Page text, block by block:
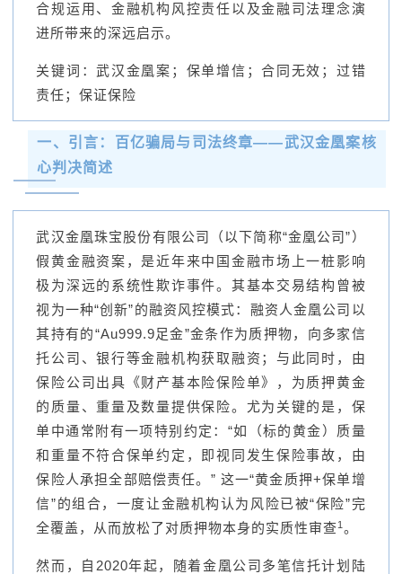
合规运用、金融机构风控责任以及金融司法理念演
进所带来的深远启示。
关键词：武汉金凰案；保单增信；合同无效；过错
责任；保证保险
一、 引言：百亿骗局与司法终章——武汉金凰案核
心判决简述
武汉金凰珠宝股份有限公司（以下简称“金凰公司”）
假黄金融资案，是近年来中国金融市场上一桩影响
极为深远的系统性欺诈事件。其基本交易结构曾被
视为一种“创新”的融资风控模式：融资人金凰公司以
其持有的“Au999.9足金”金条作为质押物，向多家信
托公司、银行等金融机构获取融资；与此同时，由
保险公司出具《财产基本险保险单》，为质押黄金
的质量、重量及数量提供保险。尤为关键的是，保
单中通常附有一项特别约定：“如（标的黄金）质量
和重量不符合保单约定，即视同发生保险事故，由
保险人承担全部赔偿责任。” 这一“黄金质押+保单增
信”的组合，一度让金融机构认为风险已被“保险”完
全覆盖，从而放松了对质押物本身的实质性审查1 。
然而，自2020年起，随着金凰公司多笔信托计划陆